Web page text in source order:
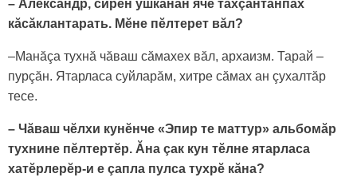
– Александр, сирӗн ушкăнăн ячӗ тахçантанпах
кăсăклантарать. Мӗне пӗлтерет вăл?
–Манăçа тухнă чăваш сăмахех вăл, архаизм. Тарай –
пурçăн. Ятарласа суйларăм, хитре сăмах ан çухалтăр
тесе.
– Чăваш чӗлхи кунӗнче «Эпир те маттур» альбомăр
тухнине пӗлтертӗр. Ăна çак кун тӗлне ятарласа
хатӗрлерӗр-и е çапла пулса тухрӗ кăна?